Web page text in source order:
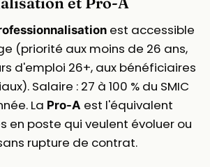
est accessible
(priorité aux moins de 26 ans,
d'emploi 26+, aux bénéficiaires
Salaire : 27 à 100 % du SMIC
La Pro-A est l'équivalent
en poste qui veulent évoluer ou
rupture de contrat.